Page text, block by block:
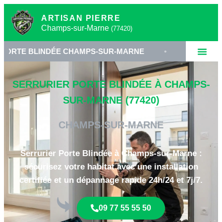
ARTISAN PIERRE
Champs-sur-Marne (77420)
CHAMPS-SUR-MARNE • SERRURERIE HAUTE
SERRURIER PORTE BLINDÉE À CHAMPS-
SUR-MARNE (77420)
CHAMPS-SUR-MARNE
Serrurier Porte Blindée à Champs-sur-Marne :
sécurisez votre habitat avec une installation
certifiée et un dépannage rapide 24h/24 et 7j/7.
09 77 55 55 50